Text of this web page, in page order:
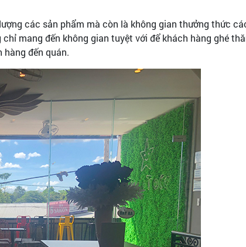
các sản phẩm mà còn là không gian thưởng thức
mang đến không gian tuyệt với để khách hàng ghé
đến quán.